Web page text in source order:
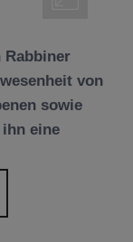
von
sowie
eine